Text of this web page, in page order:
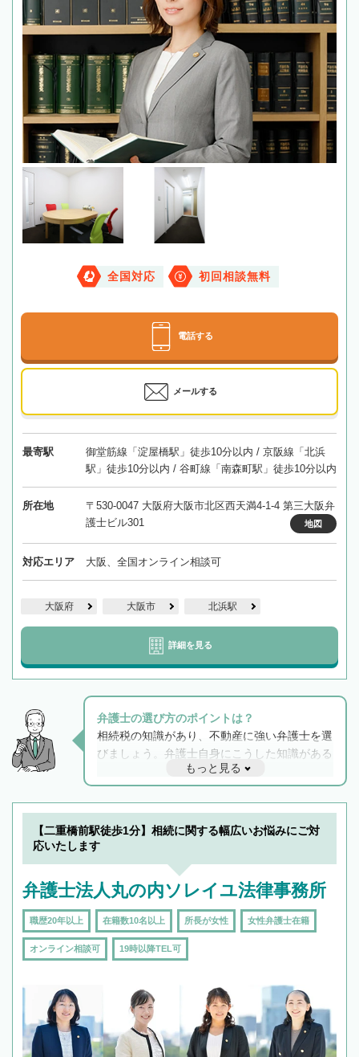
全国対応 初回相談無料
電話する
メールする
最寄駅
御堂筋線「淀屋橋駅」徒歩10分以内 / 京阪線「北浜
駅」徒歩10分以内 / 谷町線「南森町駅」徒歩10分以内
所在地
〒530-0047 大阪府大阪市北区西天満4-1-4 第三大阪弁
護士ビル301
地図
対応エリア 大阪、全国オンライン相談可
大阪府 大阪市 北浜駅
詳細を見る
弁護士の選び方のポイントは？
相続税の知識があり、不動産に強い弁護士を選
びましょう。弁護士自身にこうした知識がある
と他士業との連携もスムーズに進み、トラブル
解決のみならず相続をトータルで任せることが
できます。また、相続は感情がからむ分野なの
でフィーリングも重要です。実際に電話や面談
で複数の弁護士と会話をしてウマが合う方に依
もっと見る
【二重橋前駅徒歩1分】相続に関する幅広いお悩みにご対
応いたします
弁護士法人丸の内ソレイユ法律事務所
職歴20年以上 在籍数10名以上 所長が女性 女性弁護士在籍
オンライン相談可 19時以降TEL可